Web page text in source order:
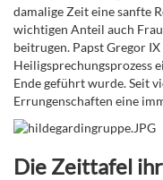
damalige Zeit eine sanfte
wichtigen Anteil auch
beitrugen. Papst Gregor
Heiligsprechungsprozess
Ende geführt wurde. Seit
Errungenschaften eine
Die Zeittafel